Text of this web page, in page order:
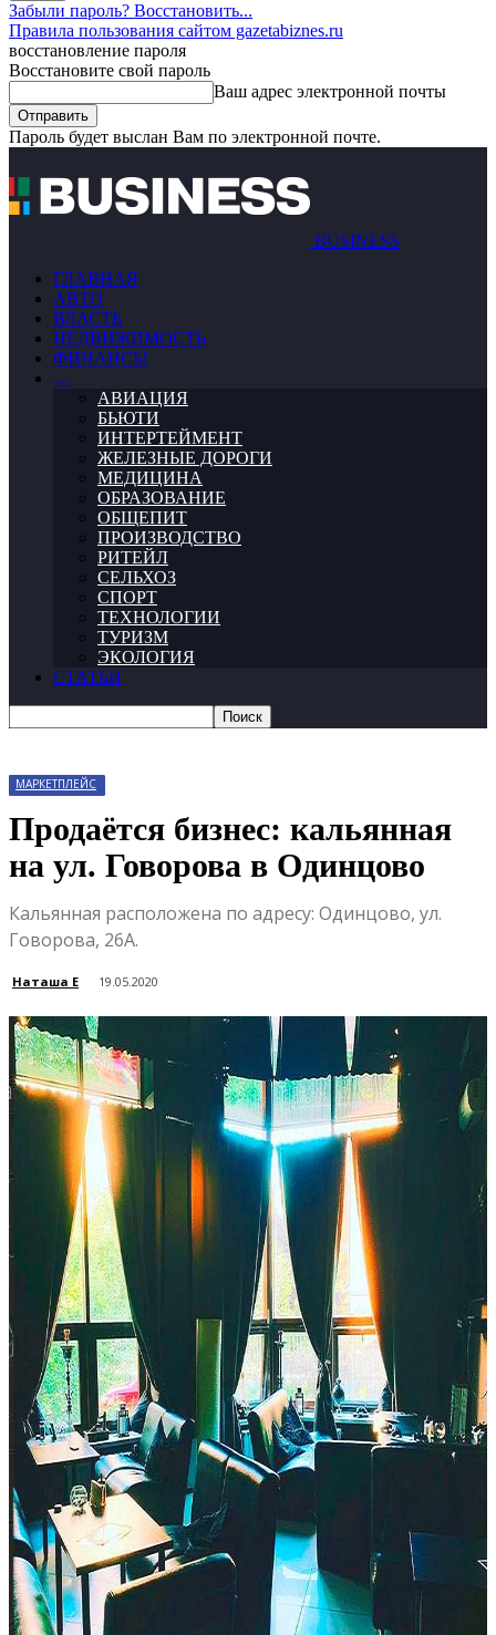
Забыли пароль? Восстановить...
Правила пользования сайтом gazetabiznes.ru
восстановление пароля
Восстановите свой пароль
Ваш адрес электронной почты
Пароль будет выслан Вам по электронной почте.
BUSINESS
ГЛАВНАЯ
АВТО
ВЛАСТЬ
НЕДВИЖИМОСТЬ
ФИНАНСЫ
…
АВИАЦИЯ
БЬЮТИ
ИНТЕРТЕЙМЕНТ
ЖЕЛЕЗНЫЕ ДОРОГИ
МЕДИЦИНА
ОБРАЗОВАНИЕ
ОБЩЕПИТ
ПРОИЗВОДСТВО
РИТЕЙЛ
СЕЛЬХОЗ
СПОРТ
ТЕХНОЛОГИИ
ТУРИЗМ
ЭКОЛОГИЯ
СТАТЬИ
МАРКЕТПЛЕЙС
Продаётся бизнес: кальянная
на ул. Говорова в Одинцово
Кальянная расположена по адресу: Одинцово, ул.
Говорова, 26А.
Наташа Е 19.05.2020